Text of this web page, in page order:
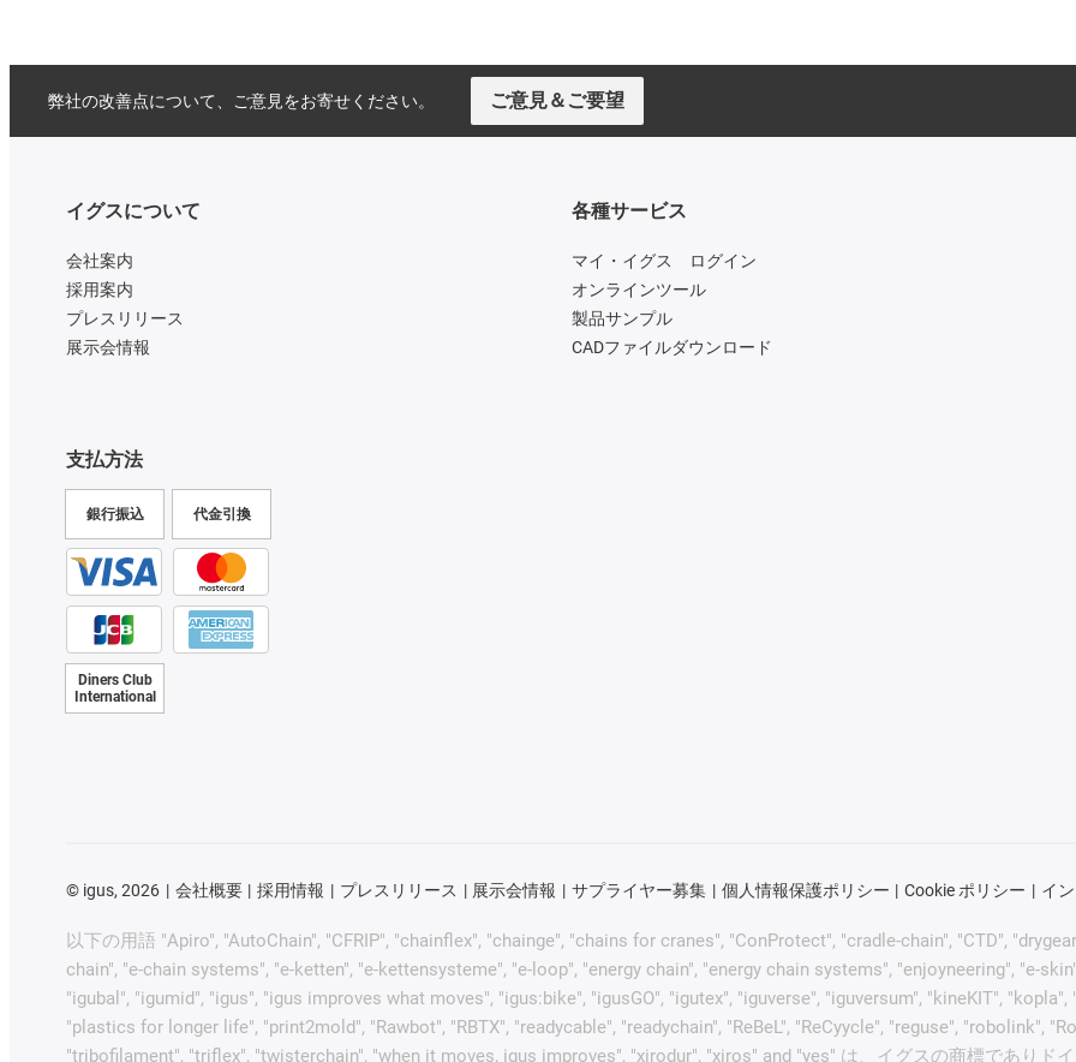
弊社の改善点について、ご意見をお寄せください。 ご意見＆ご要望
イグスについて
会社案内
採用案内
プレスリリース
展示会情報
支払方法
銀行振込 代金引換
Diners Club
International
各種サービス
マイ・イグス ログイン
オンラインツール
製品サンプル
CADファイルダウンロード
© igus, 2026 会社概要 採用情報 プレスリリース 展示会情報 サプライヤー募集 個人情報保護ポリシー Cookie ポリシー イ
以下の用語 "Apiro", "AutoChain", "CFRIP", "chainflex", "chainge", "chains for cranes", "ConProtect", "cradle-chain", "CTD",
chain", "e-chain systems", "e-ketten", "e-kettensysteme", "e-loop", "energy chain", "energy chain systems", "enjoyneering", "e-
"igubal", "igumid", "igus", "igus improves what moves", "igus:bike", "igusGO", "igutex", "iguverse", "iguversum", "kineKIT",
"plastics for longer life", "print2mold", "Rawbot", "RBTX", "readycable", "readychain", "ReBeL", "ReCyycle", "reguse", "robolink",
"tribofilament", "triflex", "twisterchain", "when it moves, igus improves", "xirodur", "xiros" and "yes" は、イグスの商標でありド